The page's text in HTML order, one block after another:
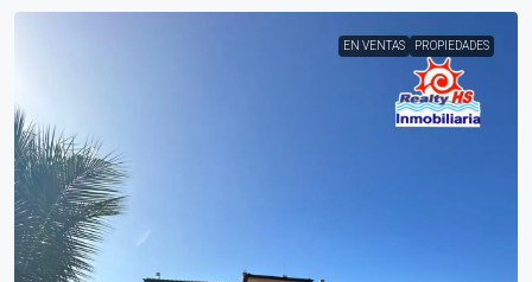
EN VENTAS PROPIEDADES